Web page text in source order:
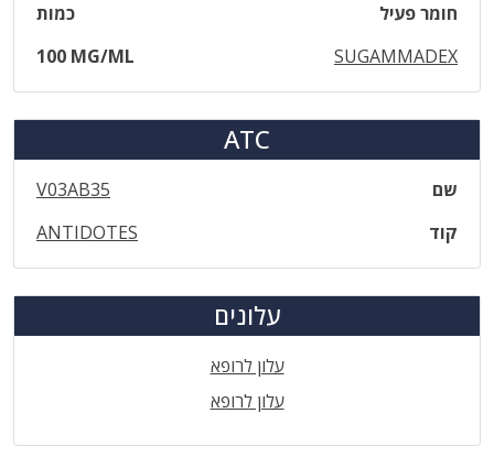
חומר פעיל
כמות
SUGAMMADEX
100 MG/ML
ATC
שם
V03AB35
קוד
ANTIDOTES
עלונים
עלון לרופא
עלון לרופא